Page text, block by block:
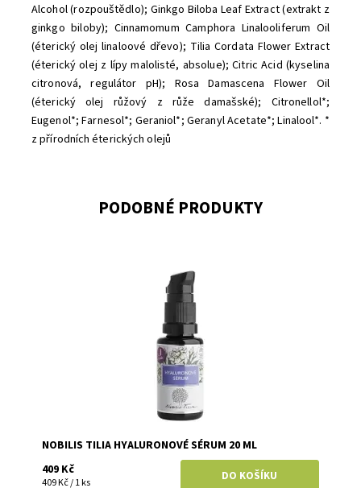
Alcohol (rozpouštědlo); Ginkgo Biloba Leaf Extract (extrakt z
ginkgo biloby); Cinnamomum Camphora Linalooliferum Oil
(éterický olej linaloové dřevo); Tilia Cordata Flower Extract
(éterický olej z lípy malolisté, absolue); Citric Acid (kyselina
citronová, regulátor pH); Rosa Damascena Flower Oil
(éterický olej růžový z růže damašské); Citronellol*;
Eugenol*; Farnesol*; Geraniol*; Geranyl Acetate*; Linalool*. *
z přírodních éterických olejů
PODOBNÉ PRODUKTY
Nobilis Tilia
NOBILIS TILIA HYALURONOVÉ SÉRUM 20 ML
409 Kč
409 Kč / 1 ks